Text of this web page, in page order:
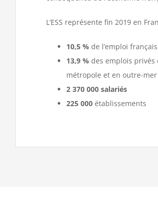
L’ESS représente fin 2019 en
10,5 % de l’emploi français
13,9 % des emplois privés
métropole et en outre-mer
2 370 000 salariés
225 000établissements